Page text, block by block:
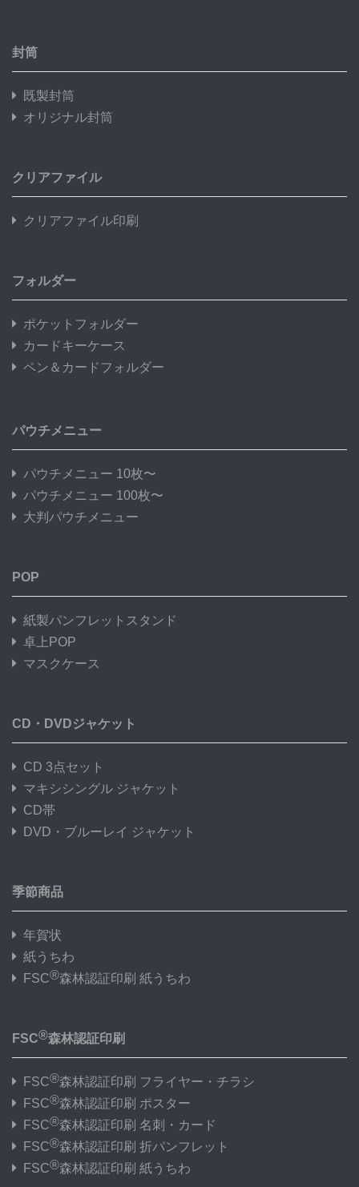
封筒
既製封筒
オリジナル封筒
クリアファイル
クリアファイル印刷
フォルダー
ポケットフォルダー
カードキーケース
ペン＆カードフォルダー
パウチメニュー
パウチメニュー 10枚〜
パウチメニュー 100枚〜
大判パウチメニュー
POP
紙製パンフレットスタンド
卓上POP
マスクケース
CD・DVDジャケット
CD 3点セット
マキシシングル ジャケット
CD帯
DVD・ブルーレイ ジャケット
季節商品
年賀状
紙うちわ
FSC®森林認証印刷 紙うちわ
FSC®森林認証印刷
FSC®森林認証印刷 フライヤー・チラシ
FSC®森林認証印刷 ポスター
FSC®森林認証印刷 名刺・カード
FSC®森林認証印刷 折パンフレット
FSC®森林認証印刷 紙うちわ